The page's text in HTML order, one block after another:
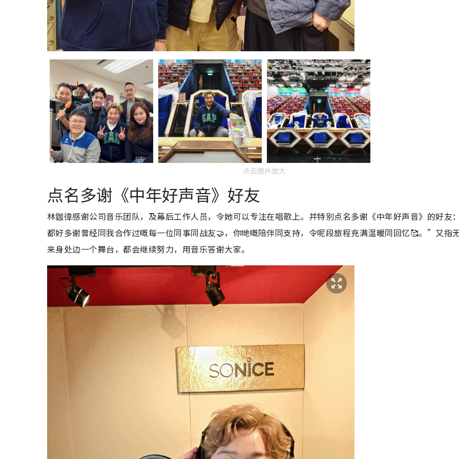
点击图片放大
点名多谢《中年好声音》好友
林鉫徫感谢公司音乐团队，及幕后工作人员，令她可以专注在唱歌上。并特别点名多谢《中年好声音》的好友
都好多谢曾经同我合作过嘅每一位同事同战友🤝，你哋嘅陪伴同支持，令呢段旅程充满温暖同回忆🥰。”又指
来身处边一个舞台，都会继续努力，用音乐答谢大家。